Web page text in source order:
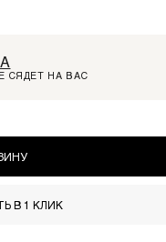
СЯДЕТ НА ВАС
В 1 КЛИК